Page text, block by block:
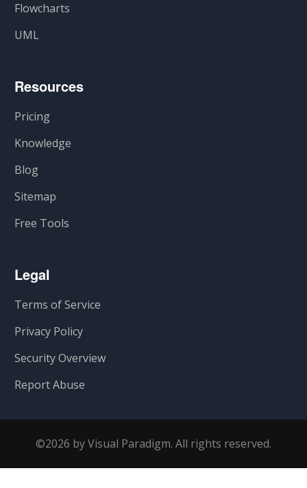
Flowcharts
UML
Resources
Pricing
Knowledge
Blog
Sitemap
Free Tools
Legal
Terms of Service
Privacy Policy
Security Overview
Report Abuse
©2026 by Visual Paradigm. All rights reserved.